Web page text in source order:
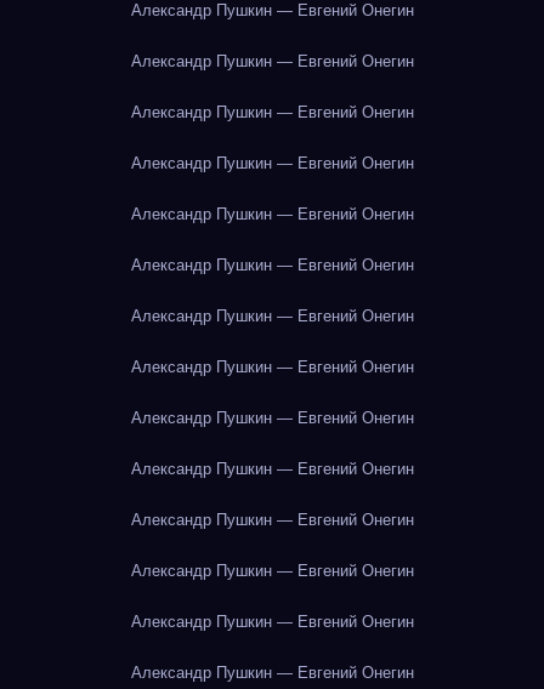
Александр Пушкин — Евгений Онегин
Александр Пушкин — Евгений Онегин
Александр Пушкин — Евгений Онегин
Александр Пушкин — Евгений Онегин
Александр Пушкин — Евгений Онегин
Александр Пушкин — Евгений Онегин
Александр Пушкин — Евгений Онегин
Александр Пушкин — Евгений Онегин
Александр Пушкин — Евгений Онегин
Александр Пушкин — Евгений Онегин
Александр Пушкин — Евгений Онегин
Александр Пушкин — Евгений Онегин
Александр Пушкин — Евгений Онегин
Александр Пушкин — Евгений Онегин